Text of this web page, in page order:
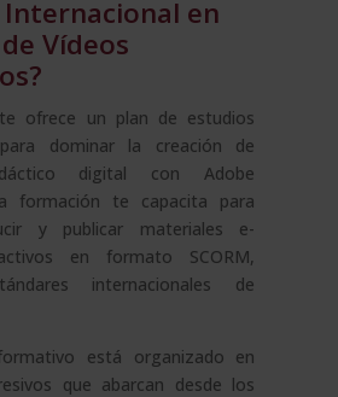
en
Vídeos
te ofrece un plan de estudios
para dominar la creación de
digital con Adobe
formación te capacita para
y publicar materiales e-
en formato SCORM,
internacionales de
está organizado en
que abarcan desde los